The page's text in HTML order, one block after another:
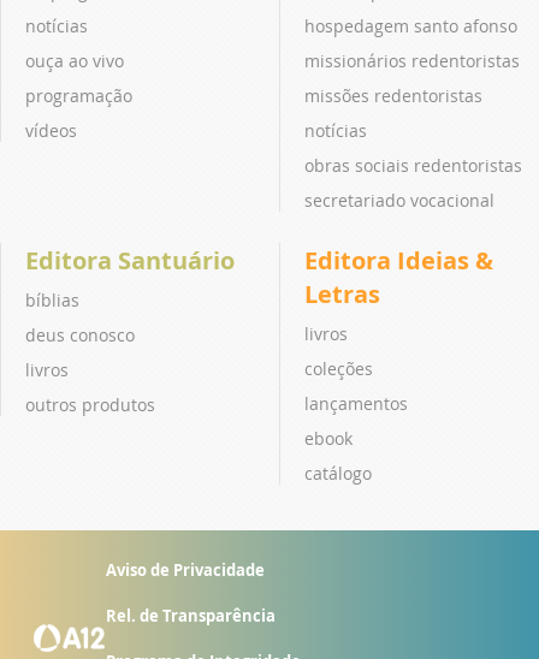
notícias
ouça ao vivo
programação
vídeos
hospedagem santo afonso
missionários redentoristas
missões redentoristas
notícias
obras sociais redentoristas
secretariado vocacional
Editora Santuário
bíblias
deus conosco
livros
outros produtos
Editora Ideias &
Letras
livros
coleções
lançamentos
ebook
catálogo
Aviso de Privacidade
Rel. de Transparência